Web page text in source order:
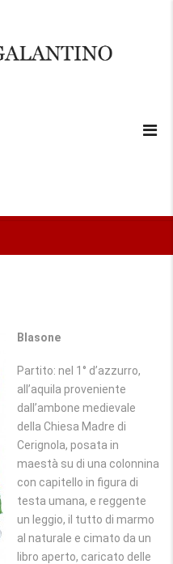
Blasone
Partito: nel 1° d’azzurro,
all’aquila proveniente
dall’ambone medievale
della Chiesa Madre di
Cerignola, posata in
maestà su di una colonnina
con capitello in figura di
testa umana, e reggente
un leggio, il tutto di marmo
al naturale e cimato da un
libro aperto, caricato delle